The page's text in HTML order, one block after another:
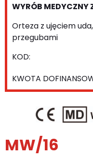
WYRÓB MEDYCZNY
Orteza z ujęciem
przegubami
KOD:
KWOTA
MW/16